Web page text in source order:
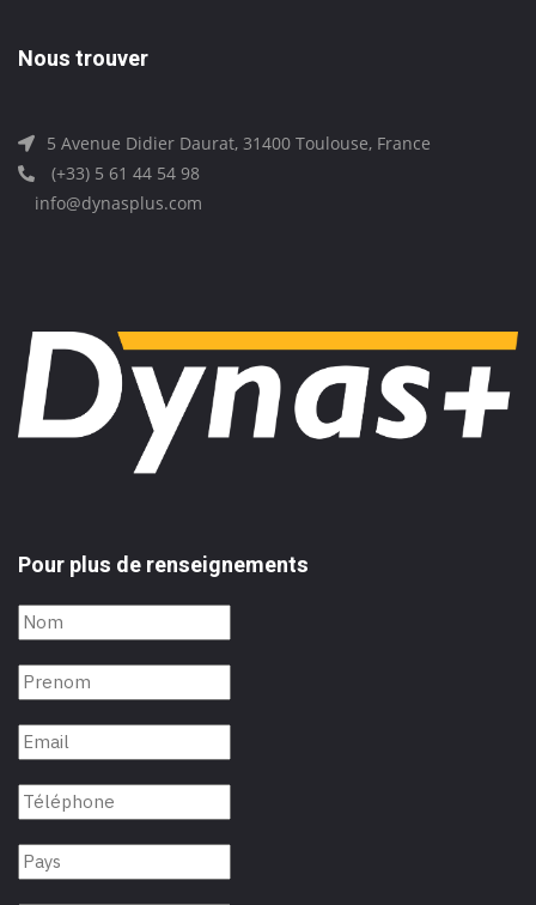
Nous trouver
5 Avenue Didier Daurat, 31400 Toulouse, France
(+33) 5 61 44 54 98
info@dynasplus.com
Pour plus de renseignements